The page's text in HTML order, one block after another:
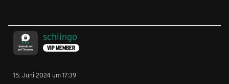
schlingo
VIP MEMBER
15. Juni 2024 um 17:39